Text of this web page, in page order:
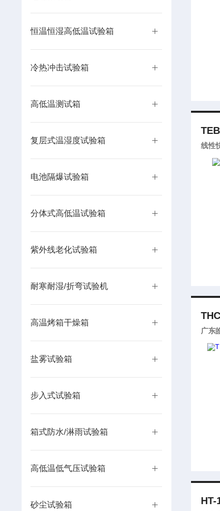
恒温恒湿高低温试验箱
冷热冲击试验箱
高低温测试箱
复层式温湿度试验箱
电池隔爆试验箱
分体式高低温试验箱
紫外线老化试验箱
耐寒耐湿/折弯试验机
高温烤箱干燥箱
盐雾试验箱
步入式试验箱
箱式防水/淋雨试验箱
高低温低气压试验箱
砂尘试验箱
线性
广东
HT-